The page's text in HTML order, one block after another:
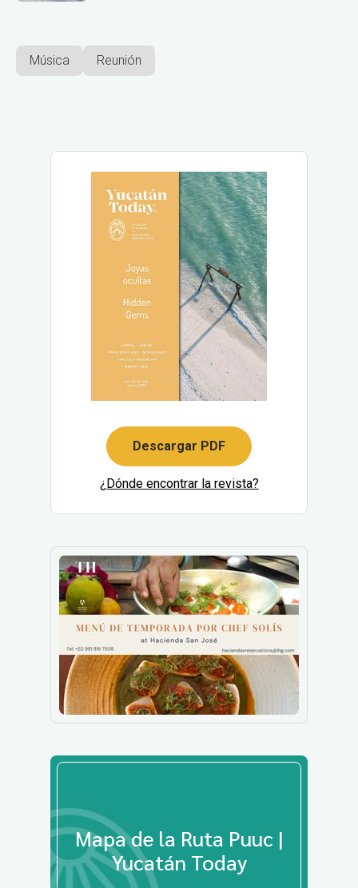
Música Reunión
Descargar PDF
¿Dónde encontrar la revista?
Mapa de la Ruta Puuc |
Yucatán Today